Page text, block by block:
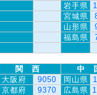
岩手県
宮城県
山形県
福島県
関 西
中
大阪府
9050 岡山県
京都府
9370 広島県